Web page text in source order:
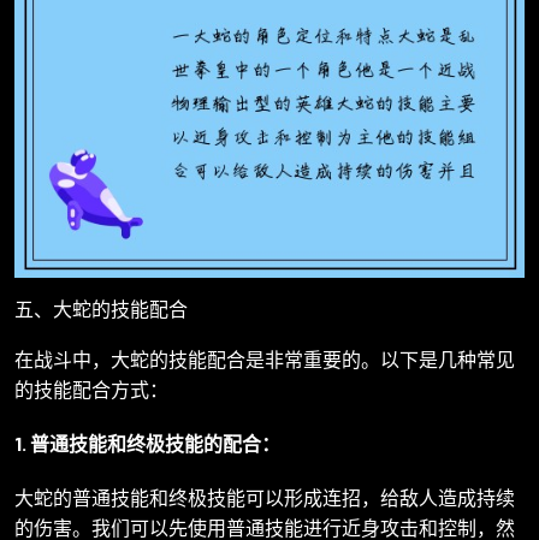
五、大蛇的技能配合
在战斗中，大蛇的技能配合是非常重要的。以下是几种常见
的技能配合方式：
1. 普通技能和终极技能的配合：
大蛇的普通技能和终极技能可以形成连招，给敌人造成持续
的伤害。我们可以先使用普通技能进行近身攻击和控制，然